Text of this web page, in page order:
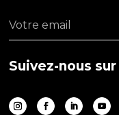
Suivez-nous sur